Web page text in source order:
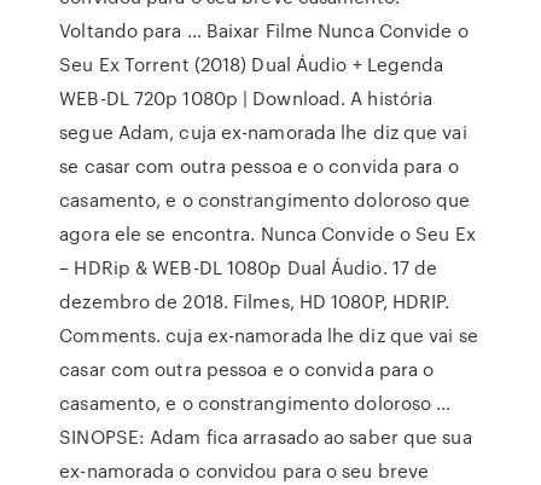
Voltando para … Baixar Filme Nunca Convide o
Seu Ex Torrent (2018) Dual Áudio + Legenda
WEB-DL 720p 1080p | Download. A história
segue Adam, cuja ex-namorada lhe diz que vai
se casar com outra pessoa e o convida para o
casamento, e o constrangimento doloroso que
agora ele se encontra. Nunca Convide o Seu Ex
– HDRip & WEB-DL 1080p Dual Áudio. 17 de
dezembro de 2018. Filmes, HD 1080P, HDRIP.
Comments. cuja ex-namorada lhe diz que vai se
casar com outra pessoa e o convida para o
casamento, e o constrangimento doloroso …
SINOPSE: Adam fica arrasado ao saber que sua
ex-namorada o convidou para o seu breve